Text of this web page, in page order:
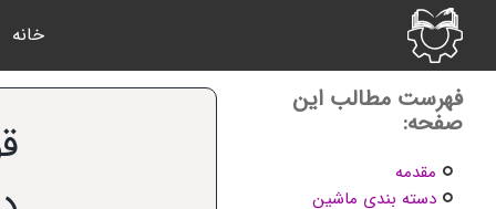
content
خانه
فهرست مطالب این
صفحه:
مقدمه
دسته بندی ماشین